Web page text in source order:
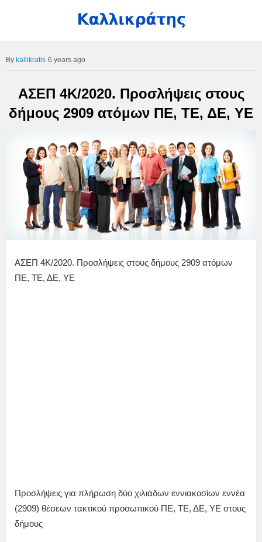
kallikratis 6 years ago
ΑΣΕΠ 4Κ/2020. Προσλήψεις στους
δήμους 2909 ατόμων ΠΕ, ΤΕ, ΔΕ, ΥΕ
ΑΣΕΠ 4Κ/2020. Προσλήψεις στους δήμους 2909 ατόμων
ΠΕ, ΤΕ, ΔΕ, ΥΕ
Προσλήψεις για πλήρωση δύο χιλιάδων εννιακοσίων εννέα
(2909) θέσεων τακτικού προσωπικού ΠΕ, ΤΕ, ΔΕ, ΥΕ στους
δήμους